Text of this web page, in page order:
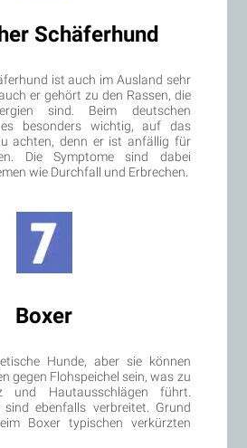
Schäferhund
ist auch im Ausland sehr
er gehört zu den Rassen, die
sind. Beim deutschen
besonders wichtig, auf das
achten, denn er ist anfällig für
Die Symptome sind dabei
wie Durchfall und Erbrechen.
Boxer
Hunde, aber sie können
gegen Flohspeichel sein, was zu
und Hautausschlägen führt.
sind ebenfalls verbreitet. Grund
Boxer typischen verkürzten